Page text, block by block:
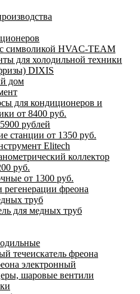
символикой HVAC-TEAM
для холодильной техники
DIXIS
дом
для кондиционеров и
от 8400 руб.
рублей
станции от 1350 руб.
Elitech
коллектор
руб.
от 1300 руб.
регенерации фреона
труб
для медных труб
течеискатель фреона
электронный
шаровые вентили